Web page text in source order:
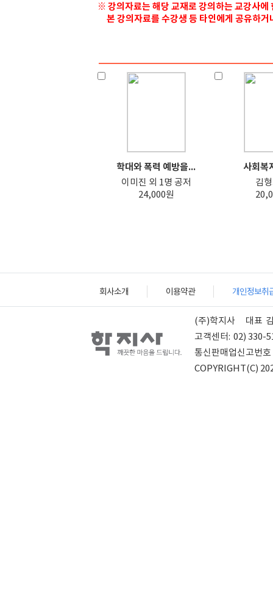
※ 강의자료는 해당 교재로 강의하는 교강사에
본 강의자료를 수강생 등 타인에게 공유하
학대와 폭력 예방을...
이미진 외 1명 공저
24,000원
사회복
김
회사소개 이용약관 개인정보취
(주)학지사 대표
고객센터: 02) 330-
통신판매업신고번호
COPYRIGHT(C)